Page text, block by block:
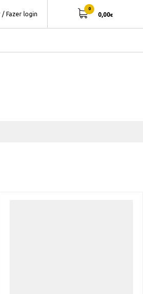
/ Fazer login
0
0,00€